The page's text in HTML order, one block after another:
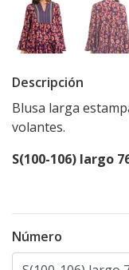
Descripción
Blusa larga
volantes.
S(100-106) largo
Número